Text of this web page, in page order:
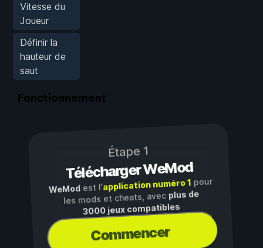
Vitesse du
Joueur
Définir la
hauteur de
saut
Fonctionnement
Étape 1
Télécharger WeMod
WeModest l’application numéro 1pour
les mods et cheats, avec plus de
3000 jeux compatibles
Commencer